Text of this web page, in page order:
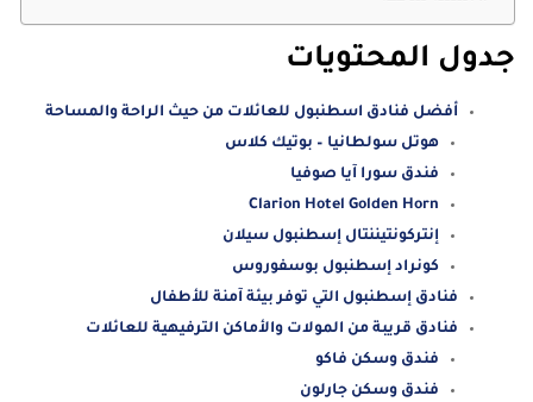
جدول المحتويات
أفضل فنادق اسطنبول للعائلات من حيث الراحة والمساحة
هوتل سولطانيا – بوتيك كلاس
فندق سورا آيا صوفيا
‪Clarion Hotel Golden Horn
إنتركونتيننتال إسطنبول سيلان
كونراد إسطنبول بوسفوروس
فنادق إسطنبول التي توفر بيئة آمنة للأطفال
فنادق قريبة من المولات والأماكن الترفيهية للعائلات
فندق وسكن فاكو
فندق وسكن جارلون